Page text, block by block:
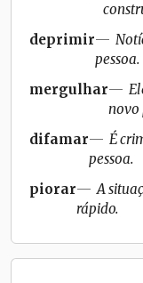
deprimir
pessoa.
mergulhar
novo
difamar
É
pessoa.
piorar
A
rápido.